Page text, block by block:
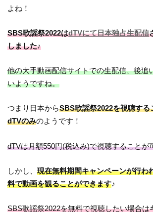
よね！
SBS歌謡祭2022はdTVにて日本独占生配信
しました♪
他の大手動画配信サイトでの生配信、後追
いようですね。
つまり日本からSBS歌謡祭2022を視聴する
dTVのみのようです！
dTVは月額550円(税込み)で視聴することが
しかし、現在無料期間キャンペーンが行わ
料で動画を観ることができます♪
SBS歌謡祭2022を無料で視聴したい場合は